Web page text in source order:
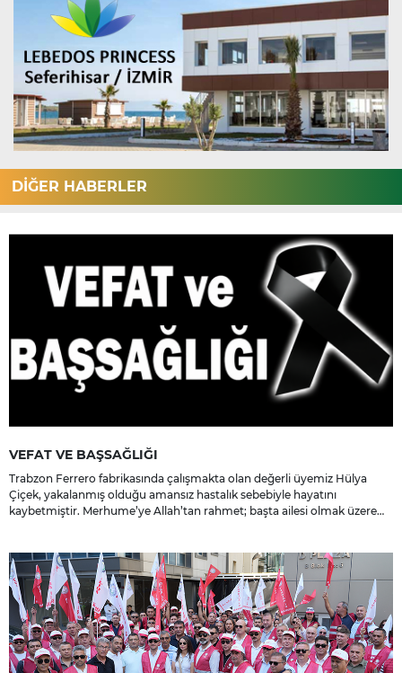
DİĞER HABERLER
VEFAT VE BAŞSAĞLIĞI
Trabzon Ferrero fabrikasında çalışmakta olan değerli üyemiz Hülya
Çiçek, yakalanmış olduğu amansız hastalık sebebiyle hayatını
kaybetmiştir. Merhume’ye Allah’tan rahmet; başta ailesi olmak üzere